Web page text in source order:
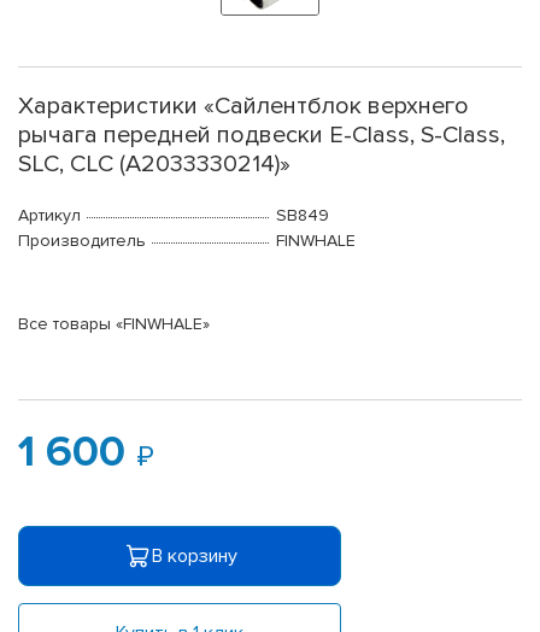
Характеристики «Сайлентблок верхнего
рычага передней подвески E-Class, S-Class,
SLC, CLC (A2033330214)»
Артикул
SB849
Производитель
FINWHALE
Все товары «FINWHALE»
1 600
В корзину